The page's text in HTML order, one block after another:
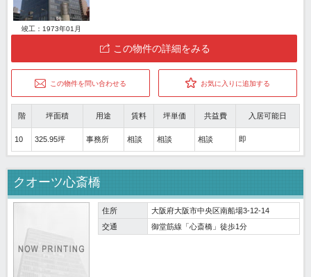
竣工：1973年01月
この物件の詳細をみる
この物件を問い合わせる お気に入りに追加する
階 坪面積 用途 賃料 坪単価 共益費 入居可能日
10 325.95坪 事務所 相談 相談 相談 即
クオーツ心斎橋
住所
大阪府大阪市中央区南船場3-12-14
交通
御堂筋線「心斎橋」徒歩1分